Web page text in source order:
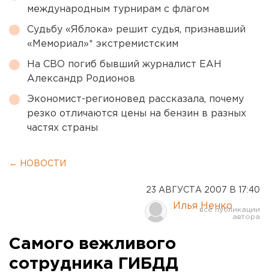
международным турнирам с флагом
Судьбу «Яблока» решит судья, признавший
«Мемориал»* экстремистским
На СВО погиб бывший журналист ЕАН
Александр Родионов
Экономист-регионовед рассказала, почему
резко отличаются цены на бензин в разных
частях страны
← НОВОСТИ
23 АВГУСТА 2007 В 17:40
Илья Ненко
Самого вежливого
сотрудника ГИБДД